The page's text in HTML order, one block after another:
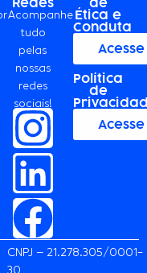
Acompanhe
tudo
pelas
nossas
redes
sociais!
Ética e
Conduta
Política
de
CNPJ – 21.278.305/0001-
30